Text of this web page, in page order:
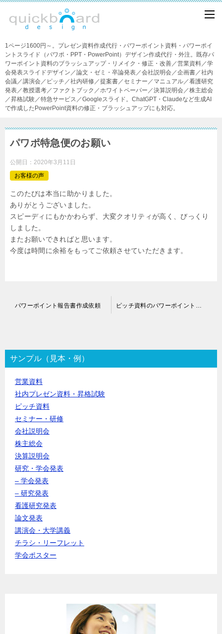
1ページ1600円～。プレゼン資料作成代行・パワーポイント資料・パワーポイ
ントスライド（パワポ・PPT・PowerPoint）デザイン作成代行・外注。既存パ
ワーポイント資料のブラッシュアップ・リメイク・修正・改善／営業資料／学
会発表スライドデザイン／論文・ゼミ・卒論発表／会社説明会／企画書／社内
会議／講演会／ピッチ／社内研修／提案書／セミナー／マニュアル／看護研究
発表／教授選考／ファクトブック／ホワイトペーパー／決算説明会／株主総会
／昇格試験／特急サービス／Googleスライド。ChatGPT・Claudeなど生成AI
で作成したPowerPoint資料の修正・ブラッシュアップにも対応。
パワポ特急便のお願い
公開日： 2020年3月11日
お客様の声
このたびは本当に助かりました。
ありがとうございました。
スピーディにもかかわらず、大変クオリティが高く、びっくり
しました。
またお願いできればと思います。
今度は時間に余裕をもってご依頼させていただきます。
ゲ
ー
シ
パワーポイント報告書作成依頼
サンプル（見本・例）
営業資料
社内プレゼン資料・昇格試験
ピッチ資料
セミナー・研修
会社説明会
株主総会
決算説明会
研究・学会発表
– 学会発表
– 研究発表
看護研究発表
論文発表
講演会・大学講義
チラシ・リーフレット
学会ポスター